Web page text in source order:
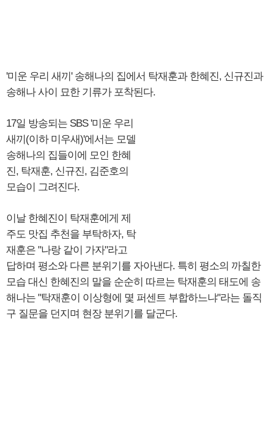
'미운 우리 새끼' 송해나의 집에서 탁재훈과 한혜진, 신규진과
송해나 사이 묘한 기류가 포착된다.
17일 방송되는 SBS '미운 우리
새끼(이하 미우새)'에서는 모델
송해나의 집들이에 모인 한혜
진, 탁재훈, 신규진, 김준호의
모습이 그려진다.
이날 한혜진이 탁재훈에게 제
주도 맛집 추천을 부탁하자, 탁
재훈은 "나랑 같이 가자"라고
답하며 평소와 다른 분위기를 자아낸다. 특히 평소의 까칠한
모습 대신 한혜진의 말을 순순히 따르는 탁재훈의 태도에 송
해나는 "탁재훈이 이상형에 몇 퍼센트 부합하느냐"라는 돌직
구 질문을 던지며 현장 분위기를 달군다.